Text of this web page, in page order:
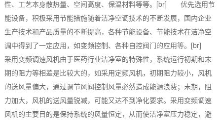
性、工艺本身散热量、空间高度、保温材料等等。[br] 优先选用节
能设备，积极采用节能措施随着洁净空调技术的不断发展，国内企业
生产技术和产品质量的不断提高，各种节能设备、节能技术在洁净空
调中得到了一定应用，如变频控制、各种自控阀门的应用等。[br]
采用变频调速风机由于医药行业洁净室的特殊性，系统运行初期和末
期的阻力等相差是比较大的，如采用定频风机，初期阻力较小，风机
的送风量偏大，通过调节风阀控制风量必然造成能源浪费；末期，阻
力加大，风机的送风量锐减，可能又达不到净化要求。采用变频调速
风机的主要目的是保持系统的风量恒定，从而使洁净室压力稳定，避